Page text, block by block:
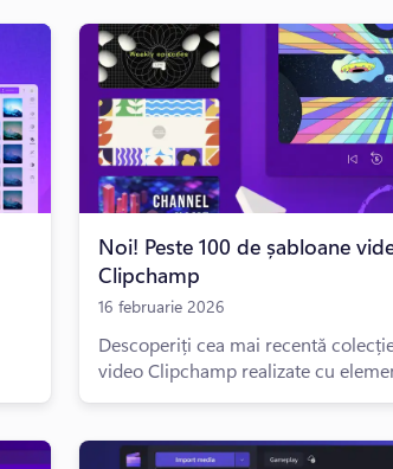
Noi! Peste 100 de șabloane
Clipchamp
16 februarie 2026
Descoperiți cea mai recentă
video Clipchamp realizate cu